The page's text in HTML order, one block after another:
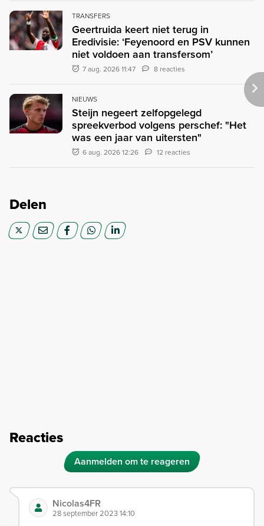
TRANSFERS
Geertruida keert niet terug in
Eredivisie: ‘Feyenoord en PSV kunnen
niet voldoen aan transfersom’
7 aug. 2026 11:47 8 reacties
NIEUWS
Steijn negeert zelfopgelegd
spreekverbod volgens perschef: "Het
was een jaar van uitersten"
6 aug. 2026 12:26 12 reacties
Delen
Reacties
Aanmelden om te reageren
Nicolas4FR
28 september 2023 14:10